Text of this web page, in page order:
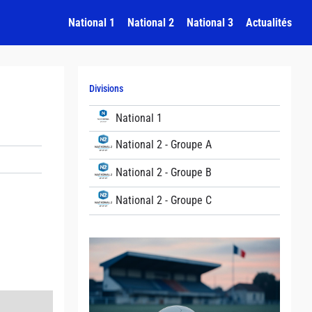
National 1 National 2 National 3 Actualités
Divisions
National 1
National 2 - Groupe A
National 2 - Groupe B
National 2 - Groupe C